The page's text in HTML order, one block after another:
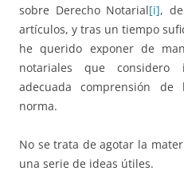
sobre Derecho Notarial[i],
artículos, y tras un tiempo
he querido exponer de
notariales que considero
adecuada comprensión
norma.
No se trata de agotar la
una serie de ideas útiles.